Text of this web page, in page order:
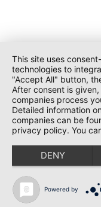
This site uses
technologies to
"Accept All" button,
After consent is
companies process
Detailed information
companies can be
privacy policy. You
DENY
Powered by